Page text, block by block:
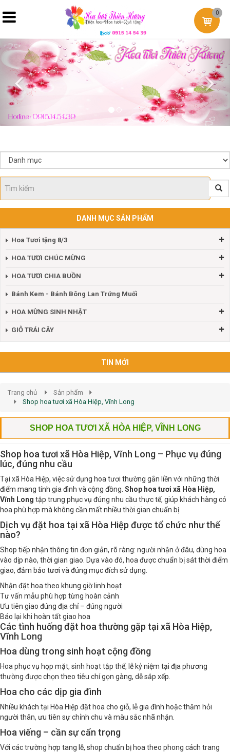
0
Previous
DANH MỤC SẢN PHẨM
Hoa Tươi tặng 8/3
HOA TƯƠI CHÚC MỪNG
HOA TƯƠI CHIA BUỒN
Bánh Kem - Bánh Bông Lan Trứng Muối
HOA MỪNG SINH NHẬT
GIỎ TRÁI CÂY
TIN MỚI
Trang chủ
Sản phẩm
Shop hoa tươi xã Hòa Hiệp, Vĩnh Long
SHOP HOA TƯƠI XÃ HÒA HIỆP, VĨNH LONG
Shop hoa tươi xã Hòa Hiệp, Vĩnh Long – Phục vụ đúng
lúc, đúng nhu cầu
Tại xã Hòa Hiệp, việc sử dụng hoa tươi thường gắn liền với những thời
điểm mang tính gia đình và cộng đồng. Shop hoa tươi xã Hòa Hiệp,
Vĩnh Long tập trung phục vụ đúng nhu cầu thực tế, giúp khách hàng có
hoa phù hợp mà không cần mất nhiều thời gian chuẩn bị.
Dịch vụ đặt hoa tại xã Hòa Hiệp được tổ chức như thế
nào?
Shop tiếp nhận thông tin đơn giản, rõ ràng: người nhận ở đâu, dùng hoa
vào dịp nào, thời gian giao. Dựa vào đó, hoa được chuẩn bị sát thời điểm
giao, đảm bảo tươi và đúng mục đích sử dụng.
Nhận đặt hoa theo khung giờ linh hoạt
Tư vấn mẫu phù hợp từng hoàn cảnh
Ưu tiên giao đúng địa chỉ – đúng người
Báo lại khi hoàn tất giao hoa
Các tình huống đặt hoa thường gặp tại xã Hòa Hiệp,
Vĩnh Long
Hoa dùng trong sinh hoạt cộng đồng
Hoa phục vụ họp mặt, sinh hoạt tập thể, lễ kỷ niệm tại địa phương
thường được chọn theo tiêu chí gọn gàng, dễ sắp xếp.
Hoa cho các dịp gia đình
Nhiều khách tại Hòa Hiệp đặt hoa cho giỗ, lễ gia đình hoặc thăm hỏi
người thân, ưu tiên sự chỉnh chu và màu sắc nhã nhặn.
Hoa viếng – cần sự cẩn trọng
Với các trường hợp tang lễ, shop chuẩn bị hoa theo phong cách trang